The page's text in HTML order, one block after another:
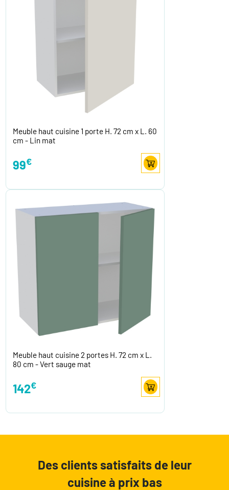
Meuble haut cuisine 1 porte H. 72 cm x L. 60
cm - Lin mat
99€
Meuble haut cuisine 2 portes H. 72 cm x L.
80 cm - Vert sauge mat
142€
Des clients satisfaits de leur
cuisine à prix bas